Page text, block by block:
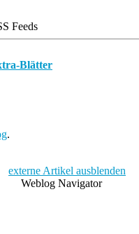
Feeds
Blätter
.
externe Artikel ausblenden
Weblog Navigator